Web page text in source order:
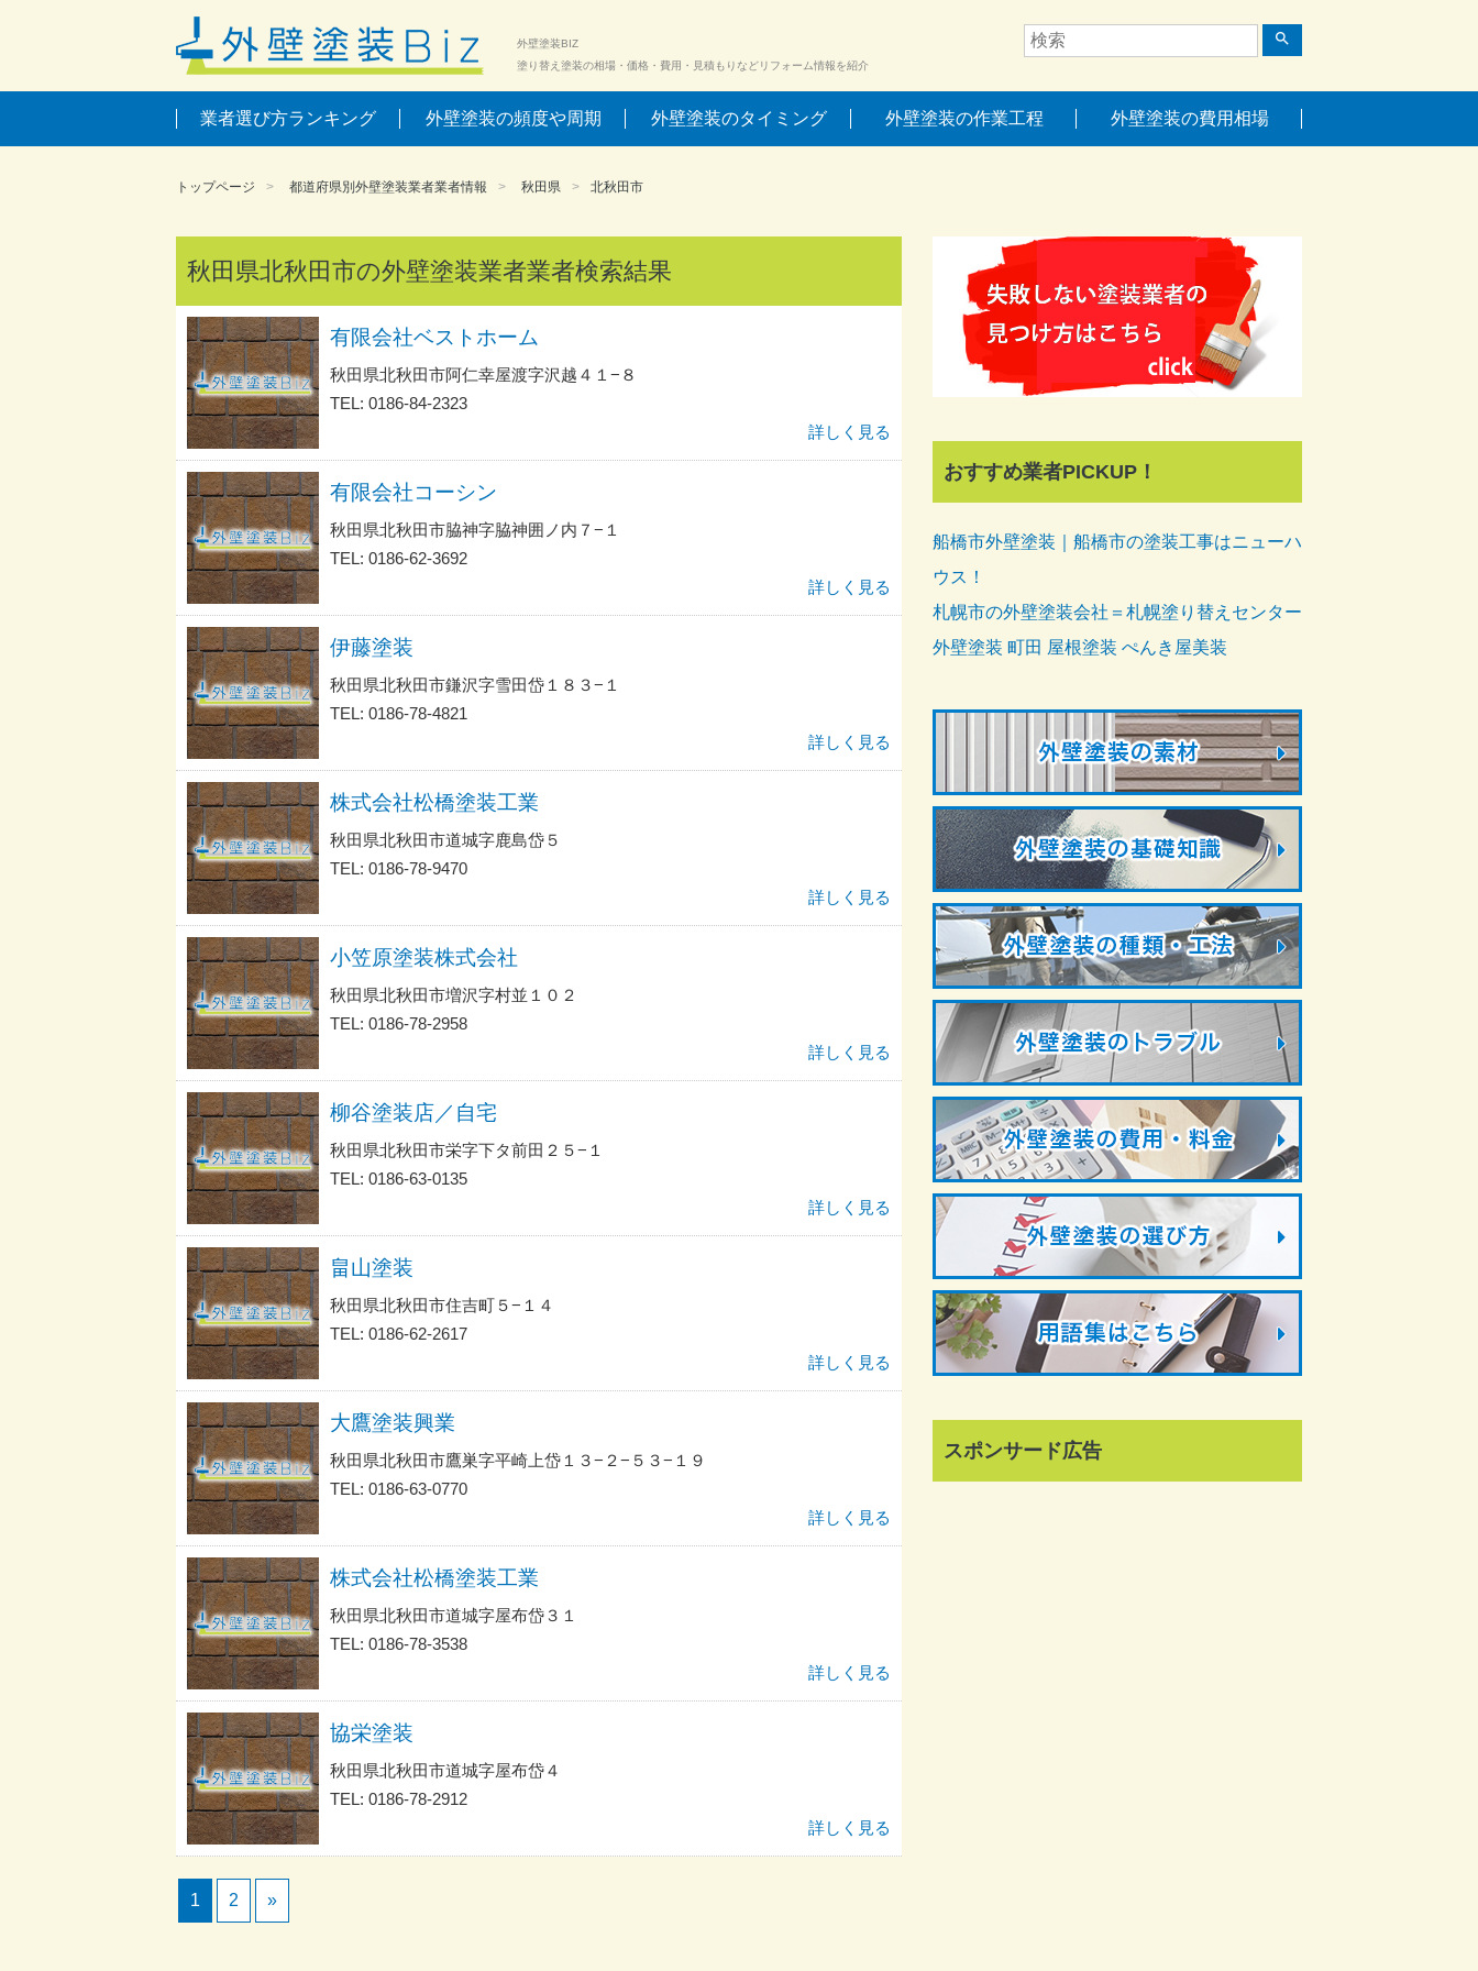
外壁塗装BIZ
塗り替え塗装の相場・価格・費用・見積もりなどリフォーム情報を紹介
search
業者選び方ランキング 外壁塗装の頻度や周期 外壁塗装のタイミング 外壁塗装の作業工程 外壁塗装の費用相場
トップページ 都道府県別外壁塗装業者業者情報 秋田県 北秋田市
秋田県北秋田市の外壁塗装業者業者検索結果
有限会社ベストホーム
秋田県北秋田市阿仁幸屋渡字沢越４１−８
TEL: 0186-84-2323
詳しく見る
有限会社コーシン
秋田県北秋田市脇神字脇神囲ノ内７−１
TEL: 0186-62-3692
詳しく見る
伊藤塗装
秋田県北秋田市鎌沢字雪田岱１８３−１
TEL: 0186-78-4821
詳しく見る
株式会社松橋塗装工業
秋田県北秋田市道城字鹿島岱５
TEL: 0186-78-9470
詳しく見る
小笠原塗装株式会社
秋田県北秋田市増沢字村並１０２
TEL: 0186-78-2958
詳しく見る
柳谷塗装店／自宅
秋田県北秋田市栄字下タ前田２５−１
TEL: 0186-63-0135
詳しく見る
畠山塗装
秋田県北秋田市住吉町５−１４
TEL: 0186-62-2617
詳しく見る
大鷹塗装興業
秋田県北秋田市鷹巣字平崎上岱１３−２−５３−１９
TEL: 0186-63-0770
詳しく見る
株式会社松橋塗装工業
秋田県北秋田市道城字屋布岱３１
TEL: 0186-78-3538
詳しく見る
協栄塗装
秋田県北秋田市道城字屋布岱４
TEL: 0186-78-2912
詳しく見る
1 2 »
おすすめ業者PICKUP！
船橋市外壁塗装｜船橋市の塗装工事はニューハ
ウス！
札幌市の外壁塗装会社＝札幌塗り替えセンター
外壁塗装 町田 屋根塗装 ぺんき屋美装
スポンサード広告